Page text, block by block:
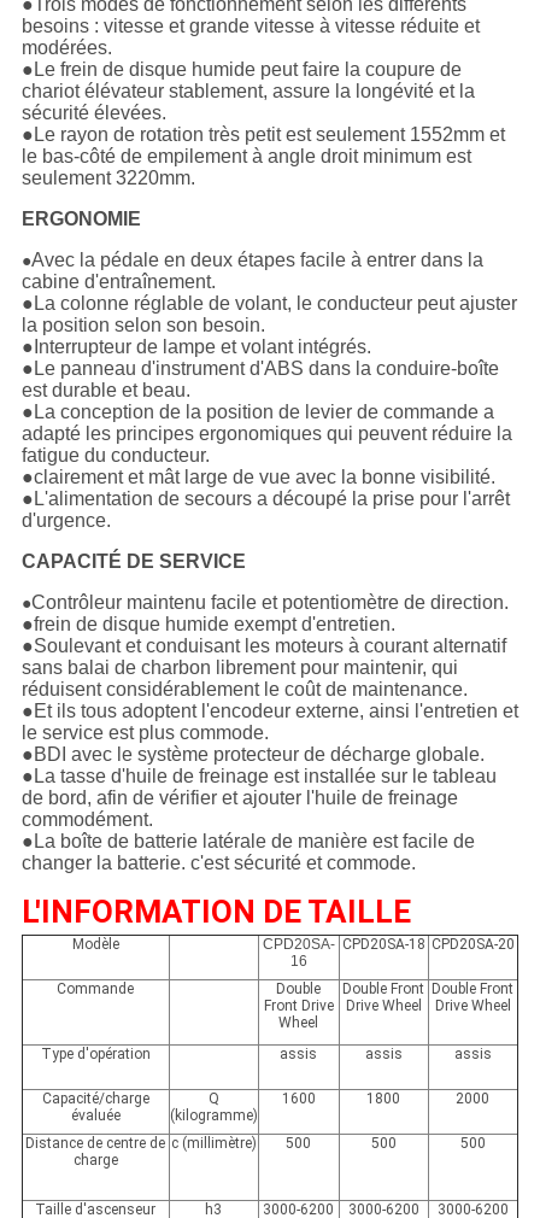
●Trois modes de fonctionnement selon les différents
besoins : vitesse et grande vitesse à vitesse réduite et
modérées.
●Le frein de disque humide peut faire la coupure de
chariot élévateur stablement, assure la longévité et la
sécurité élevées.
●Le rayon de rotation très petit est seulement 1552mm et
le bas-côté de empilement à angle droit minimum est
seulement 3220mm.
ERGONOMIE
●Avec la pédale en deux étapes facile à entrer dans la
cabine d'entraînement.
●La colonne réglable de volant, le conducteur peut ajuster
la position selon son besoin.
●Interrupteur de lampe et volant intégrés.
●Le panneau d'instrument d'ABS dans la conduire-boîte
est durable et beau.
●La conception de la position de levier de commande a
adapté les principes ergonomiques qui peuvent réduire la
fatigue du conducteur.
●clairement et mât large de vue avec la bonne visibilité.
●L'alimentation de secours a découpé la prise pour l'arrêt
d'urgence.
CAPACITÉ DE SERVICE
●Contrôleur maintenu facile et potentiomètre de direction.
●frein de disque humide exempt d'entretien.
●Soulevant et conduisant les moteurs à courant alternatif
sans balai de charbon librement pour maintenir, qui
réduisent considérablement le coût de maintenance.
●Et ils tous adoptent l'encodeur externe, ainsi l'entretien et
le service est plus commode.
●BDI avec le système protecteur de décharge globale.
●La tasse d'huile de freinage est installée sur le tableau
de bord, afin de vérifier et ajouter l'huile de freinage
commodément.
●La boîte de batterie latérale de manière est facile de
changer la batterie. c'est sécurité et commode.
L'INFORMATION DE TAILLE
Modèle
CPD20SA-
16
CPD20SA-18 CPD20SA-20
Commande
Double
Front Drive
Wheel
Double Front
Drive Wheel
Double Front
Drive Wheel
Type d'opération assis assis assis
Capacité/charge
évaluée
Q
(kilogramme)
1600 1800 2000
Distance de centre de
charge
c (millimètre) 500 500 500
Taille d'ascenseur h3 3000-6200 3000-6200 3000-6200